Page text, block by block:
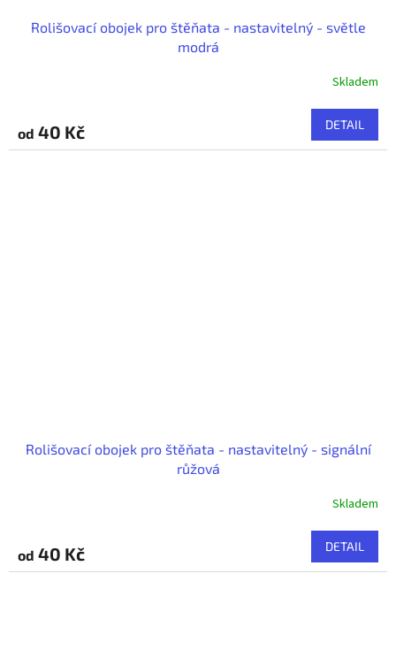
Rolišovací obojek pro štěňata - nastavitelný - světle
modrá
Skladem
od 40 Kč DETAIL
Rolišovací obojek pro štěňata - nastavitelný - signální
růžová
Skladem
od 40 Kč DETAIL